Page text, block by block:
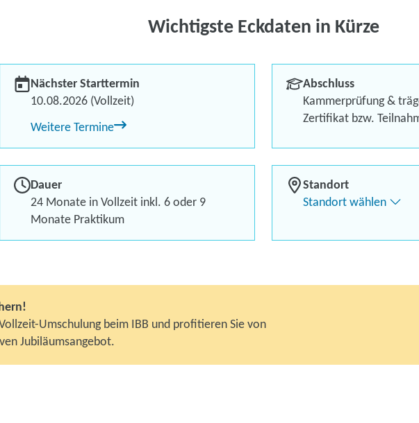
Groß- und
Bis zu 100 % finanzielle
Wichtigste Eckdaten in Kürze
Nächster Starttermin
10.08.2026 (Vollzeit)
Weitere Termine
Abschluss
Kammerprüfung &
Zertifikat bzw.
Dauer
24 Monate in Vollzeit inkl. 6 oder 9
Monate Praktikum
Standort
Standort wählen
Umschulung beim IBB und profitieren Sie von
Jubiläumsangebot.